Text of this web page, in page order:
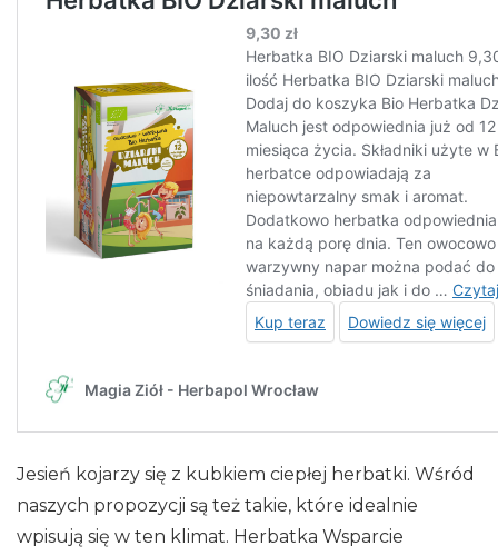
Jesień kojarzy się z kubkiem ciepłej herbatki. Wśród
naszych propozycji są też takie, które idealnie
wpisują się w ten klimat. Herbatka Wsparcie